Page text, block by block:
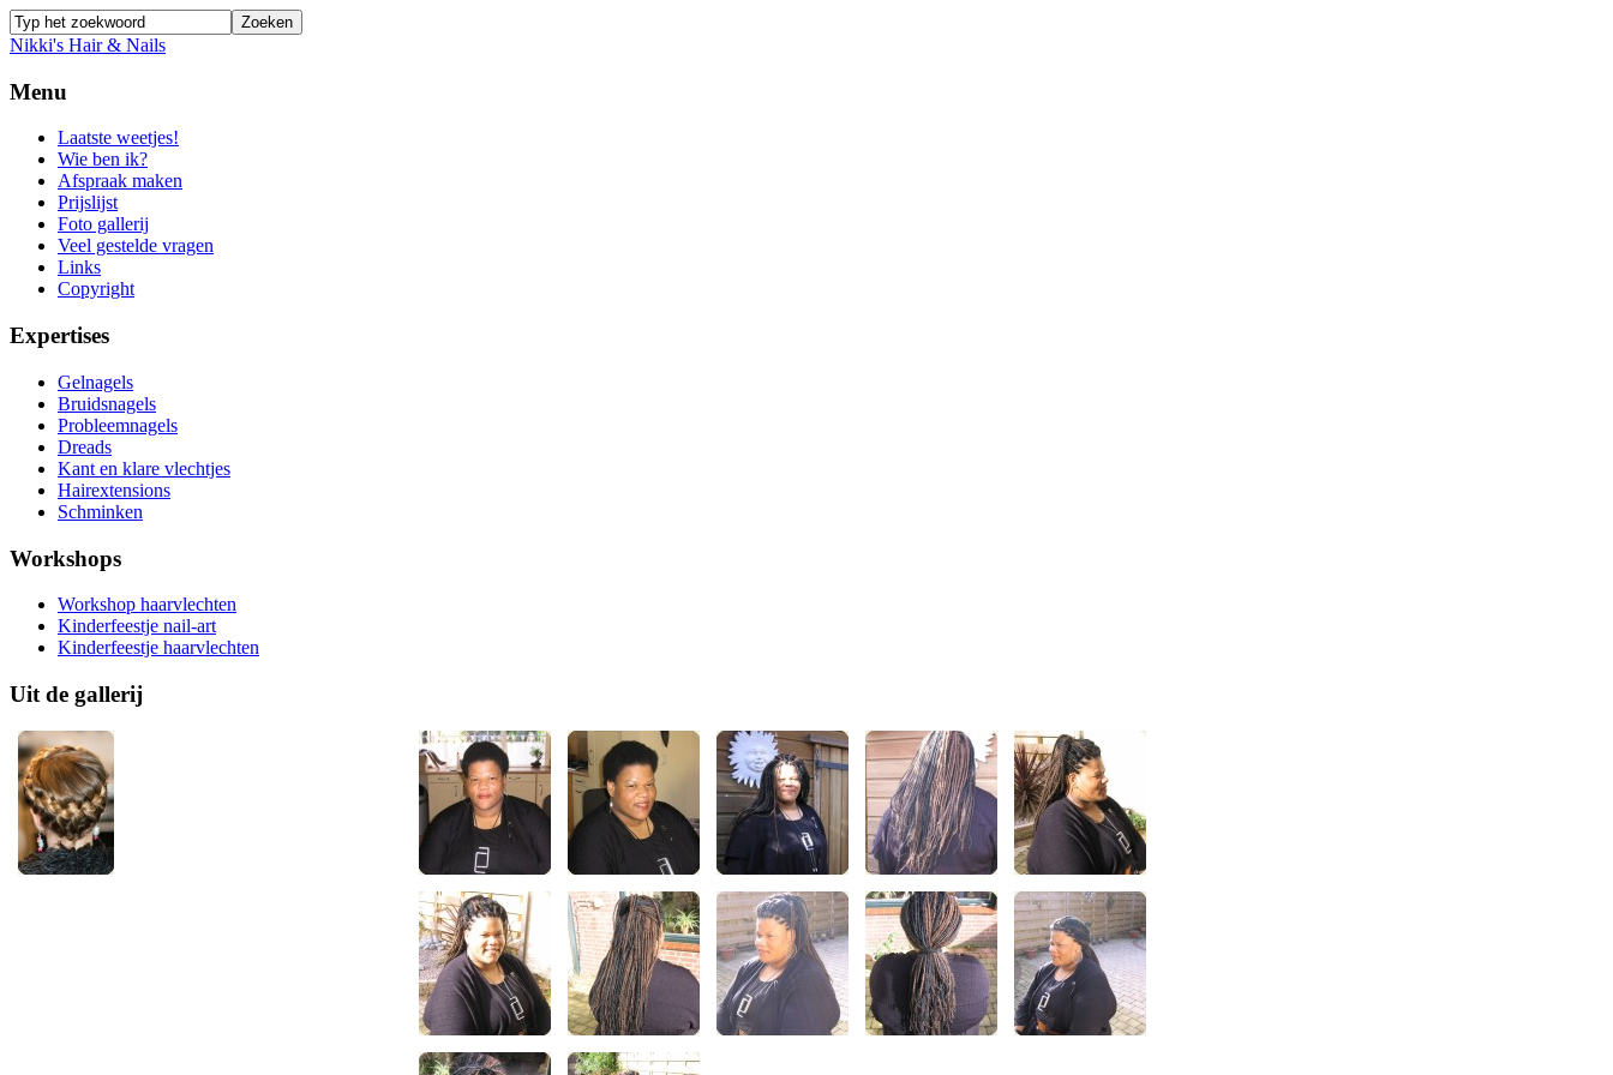
Nikki's Hair & Nails
Menu
Laatste weetjes!
Wie ben ik?
Afspraak maken
Prijslijst
Foto gallerij
Veel gestelde vragen
Links
Copyright
Expertises
Gelnagels
Bruidsnagels
Probleemnagels
Dreads
Kant en klare vlechtjes
Hairextensions
Schminken
Workshops
Workshop haarvlechten
Kinderfeestje nail-art
Kinderfeestje haarvlechten
Uit de gallerij